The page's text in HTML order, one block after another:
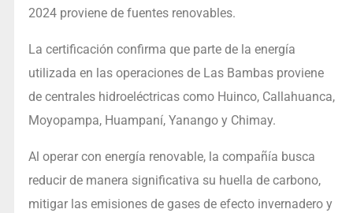
2024 proviene de fuentes renovables.
La certificación confirma que parte de la energía
utilizada en las operaciones de Las Bambas proviene
de centrales hidroeléctricas como Huinco, Callahuanca,
Moyopampa, Huampaní, Yanango y Chimay.
Al operar con energía renovable, la compañía busca
reducir de manera significativa su huella de carbono,
mitigar las emisiones de gases de efecto invernadero y